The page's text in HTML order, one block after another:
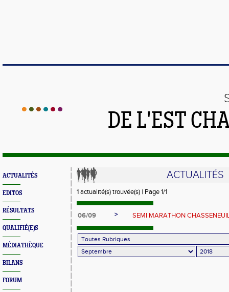
DE L'EST
ACTUALITÉS
EDITOS
RÉSULTATS
QUALIFIÉ(E)S
MÉDIATHÈQUE
BILANS
FORUM
ACTUALITÉS
1 actualité(s) trouvée(s) | Page 1/1
06/09 > SEMI MARATHON